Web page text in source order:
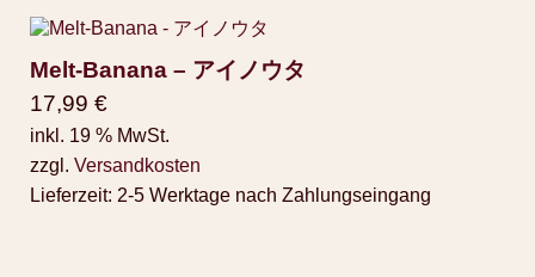
Melt-Banana – アイノウタ
17,99 €
inkl. 19 % MwSt.
zzgl. Versandkosten
Lieferzeit: 2-5 Werktage nach Zahlungseingang